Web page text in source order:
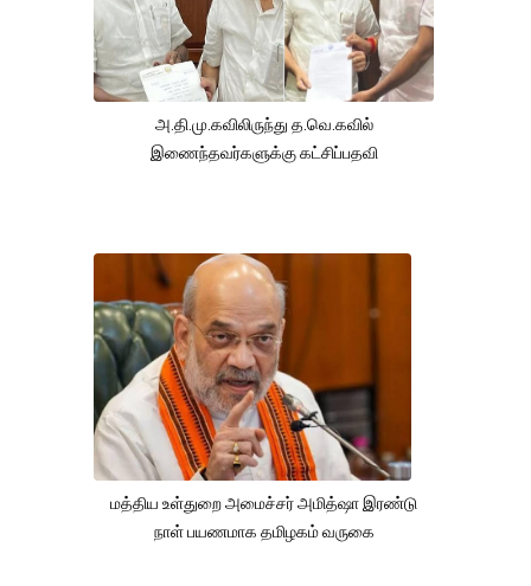
அ.தி.மு.கவிலிருந்து த.வெ.கவில்
இணைந்தவர்களுக்கு கட்சிப்பதவி
மத்திய உள்துறை அமைச்சர் அமித்ஷா இரண்டு
நாள் பயணமாக தமிழகம் வருகை